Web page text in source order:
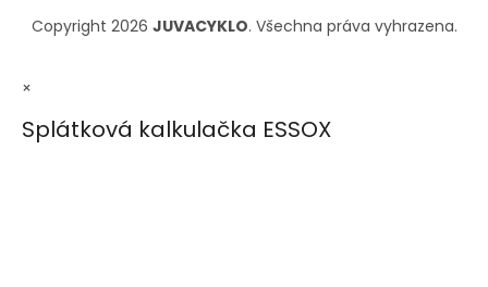
Copyright 2026 JUVACYKLO. Všechna práva vyhrazena.
×
Splátková kalkulačka ESSOX